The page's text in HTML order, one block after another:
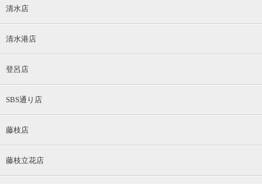
清水店
清水港店
登呂店
SBS通り店
藤枝店
藤枝立花店